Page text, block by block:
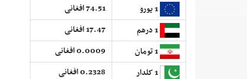
74.51 افغانی
17.47 افغانی
0.0009 افغانی
0.2328 افغانی